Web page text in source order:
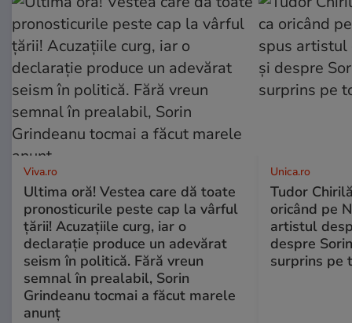
Viva.ro
Ultima oră! Vestea care dă toate
pronosticurile peste cap la vârful
țării! Acuzațiile curg, iar o
declarație produce un adevărat
seism în politică. Fără vreun
semnal în prealabil, Sorin
Grindeanu tocmai a făcut marele
anunț
Unica.ro
Tudor
oricând pe
artistul
despre
surprins pe